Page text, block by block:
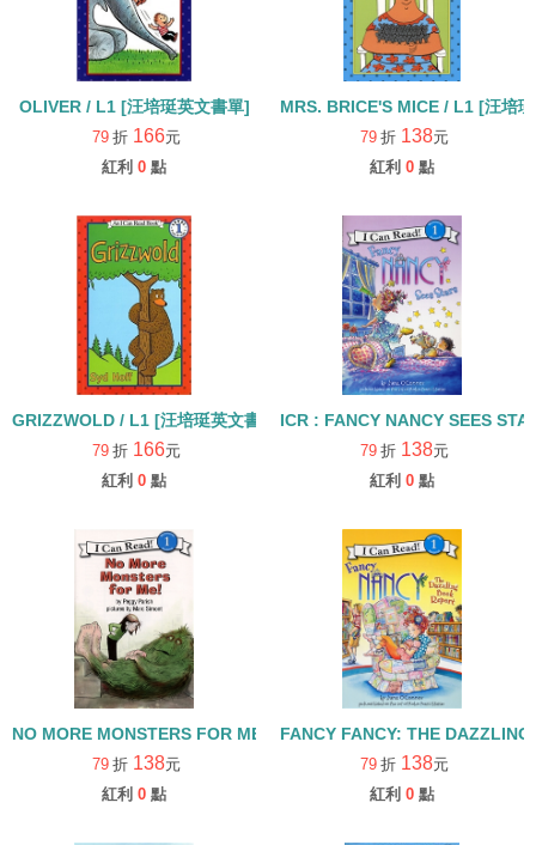
OLIVER / L1 [汪培珽英文書單]
79 折 166元
紅利 0 點
MRS. BRICE'S MICE / L1 [汪培
79 折 138元
紅利 0 點
GRIZZWOLD / L1 [汪培珽英文書單]
79 折 166元
紅利 0 點
ICR : FANCY NANCY SEES
79 折 138元
紅利 0 點
NO MORE MONSTERS FOR ME / L1 [汪培珽英文書單]
79 折 138元
紅利 0 點
FANCY FANCY: THE
79 折 138元
紅利 0 點